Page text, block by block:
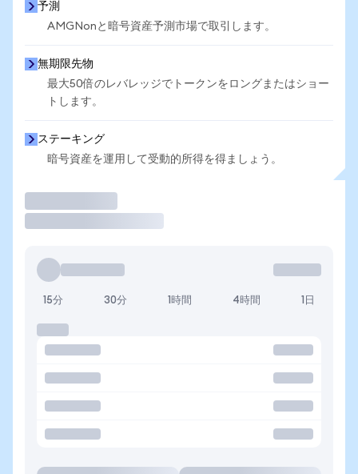
予測
AMGNonと暗号資産予測市場で取引します。
無期限先物
最大50倍のレバレッジでトークンをロングまたはショー
トします。
ステーキング
暗号資産を運用して受動的所得を得ましょう。
15分 30分 1時間 4時間 1日